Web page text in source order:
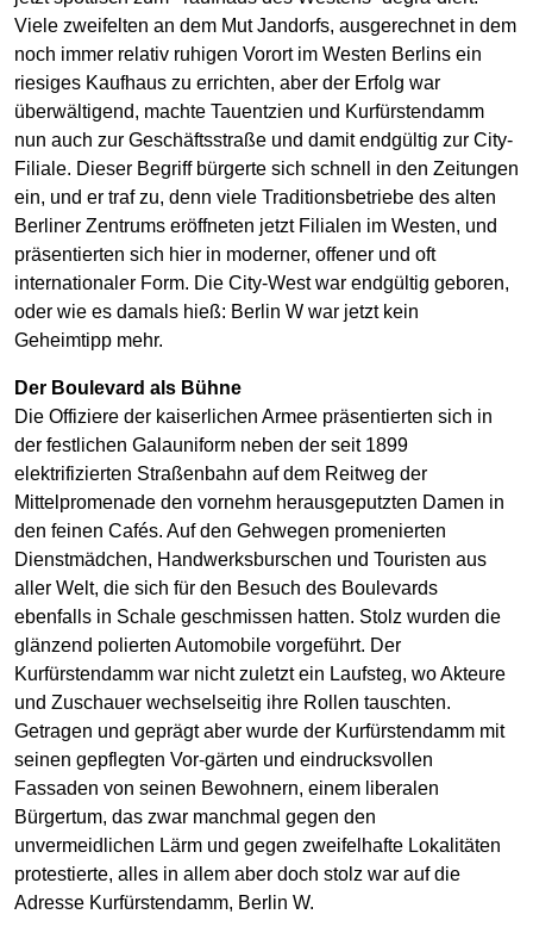
Viele zweifelten an dem Mut Jandorfs, ausgerechnet in dem
noch immer relativ ruhigen Vorort im Westen Berlins ein
riesiges Kaufhaus zu errichten, aber der Erfolg war
überwältigend, machte Tauentzien und Kurfürstendamm
nun auch zur Geschäftsstraße und damit endgültig zur City-
Filiale. Dieser Begriff bürgerte sich schnell in den Zeitungen
ein, und er traf zu, denn viele Traditionsbetriebe des alten
Berliner Zentrums eröffneten jetzt Filialen im Westen, und
präsentierten sich hier in moderner, offener und oft
internationaler Form. Die City-West war endgültig geboren,
oder wie es damals hieß: Berlin W war jetzt kein
Geheimtipp mehr.
Der Boulevard als Bühne
Die Offiziere der kaiserlichen Armee präsentierten sich in
der festlichen Galauniform neben der seit 1899
elektrifizierten Straßenbahn auf dem Reitweg der
Mittelpromenade den vornehm herausgeputzten Damen in
den feinen Cafés. Auf den Gehwegen promenierten
Dienstmädchen, Handwerksburschen und Touristen aus
aller Welt, die sich für den Besuch des Boulevards
ebenfalls in Schale geschmissen hatten. Stolz wurden die
glänzend polierten Automobile vorgeführt. Der
Kurfürstendamm war nicht zuletzt ein Laufsteg, wo Akteure
und Zuschauer wechselseitig ihre Rollen tauschten.
Getragen und geprägt aber wurde der Kurfürstendamm mit
seinen gepflegten Vor-gärten und eindrucksvollen
Fassaden von seinen Bewohnern, einem liberalen
Bürgertum, das zwar manchmal gegen den
unvermeidlichen Lärm und gegen zweifelhafte Lokalitäten
protestierte, alles in allem aber doch stolz war auf die
Adresse Kurfürstendamm, Berlin W.